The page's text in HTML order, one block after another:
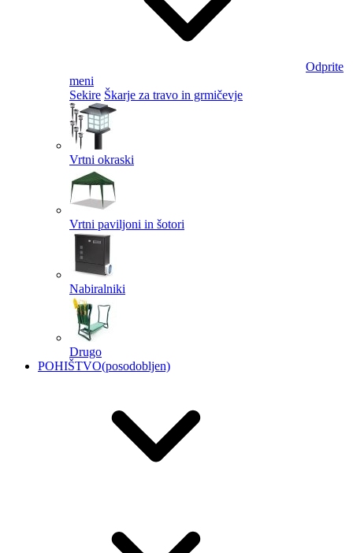
Odprite
meni
Sekire Škarje za travo in grmičevje
Vrtni okraski
Vrtni paviljoni in šotori
Nabiralniki
Drugo
POHIŠTVO(posodobljen)